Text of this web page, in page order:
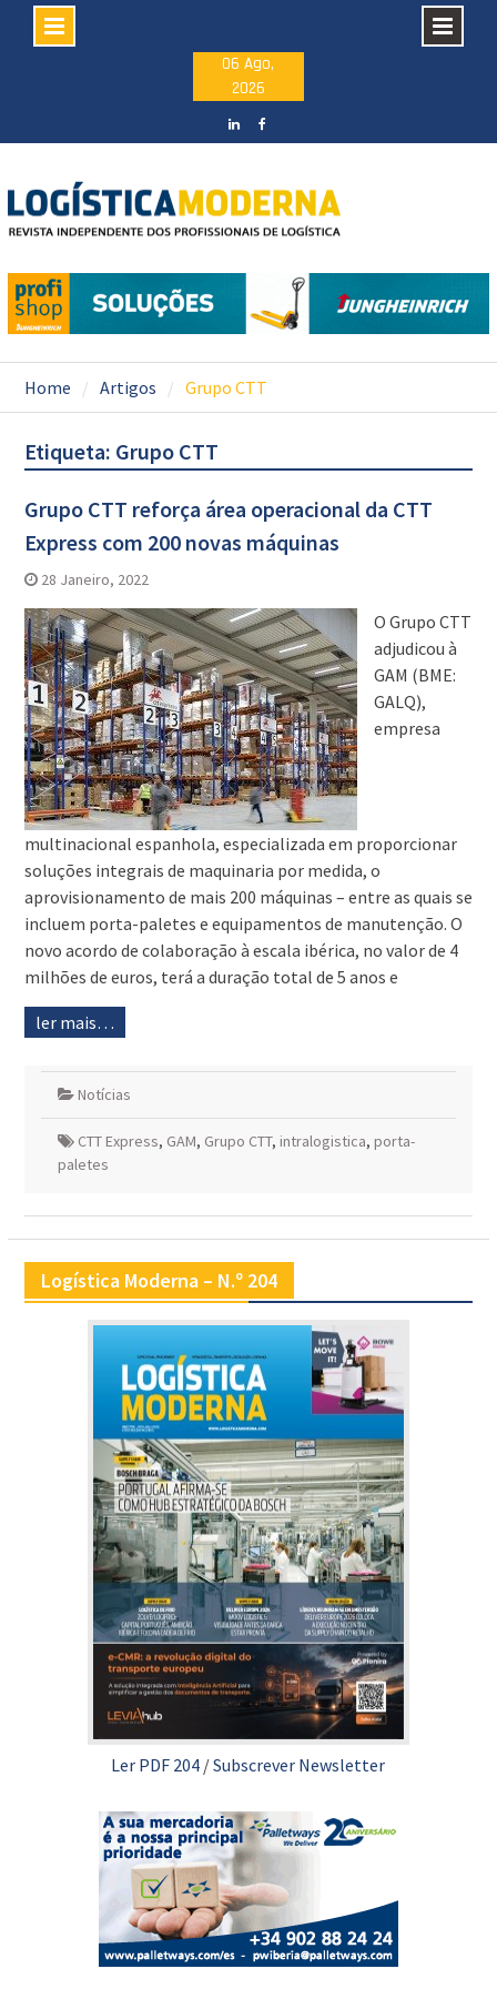
06 Ago,
2026
Home Artigos Grupo CTT
Etiqueta: Grupo CTT
Grupo CTT reforça área operacional da CTT
Express com 200 novas máquinas
28 Janeiro, 2022
O Grupo CTT
adjudicou à
GAM (BME:
GALQ),
empresa
multinacional espanhola, especializada em proporcionar
soluções integrais de maquinaria por medida, o
aprovisionamento de mais 200 máquinas – entre as quais se
incluem porta-paletes e equipamentos de manutenção. O
novo acordo de colaboração à escala ibérica, no valor de 4
milhões de euros, terá a duração total de 5 anos e
ler mais…
Notícias
CTT Express, GAM, Grupo CTT, intralogistica, porta-
paletes
Logística Moderna – N.º 204
Ler PDF 204 /Subscrever Newsletter